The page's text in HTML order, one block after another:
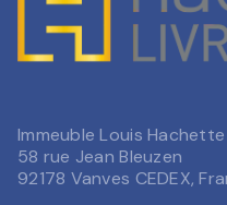
Immeuble Louis Hachette
58 rue Jean Bleuzen
92178 Vanves CEDEX,